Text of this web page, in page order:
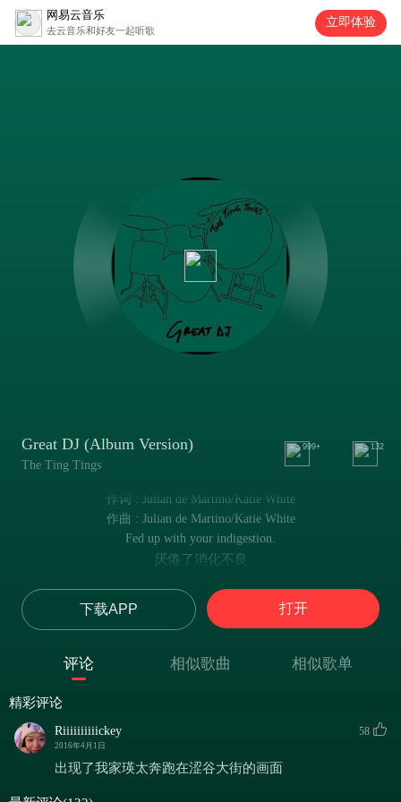
网易云音乐
去云音乐和好友一起听歌
立即体验
Great DJ (Album Version)
The Ting Tings
999+ 132
作词 : Julian de Martino/Katie White
作曲 : Julian de Martino/Katie White
Fed up with your indigestion.
厌倦了消化不良
话语只能一句一句的吞下
Your folks got high at a quarter to five.
你们一群人在凌晨的时候high翻了天
难道你们还没感到自己还没长大吗
He said he had some songs to play.
What went down from his fooling around.
下载APP 打开
评论 相似歌曲 相似歌单
精彩评论
Riiiiiiiiiickey
2016年4月1日
58
出现了我家瑛太奔跑在涩谷大街的画面